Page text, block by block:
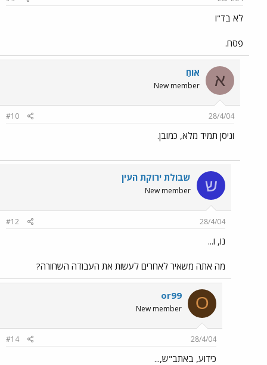
לא בד"ו
פסח.
א אוֹחַ
New member
28/4/04
#10
וניסן תמיד מלא, כמובן.
ש שבולת ירוקת העין
New member
28/4/04
#12
נו, ו...
מה אתה משאיר לאחרים לעשות את העבודה השחורה?
O
or99
New member
28/4/04
#14
כידוע, באתב"ש,...